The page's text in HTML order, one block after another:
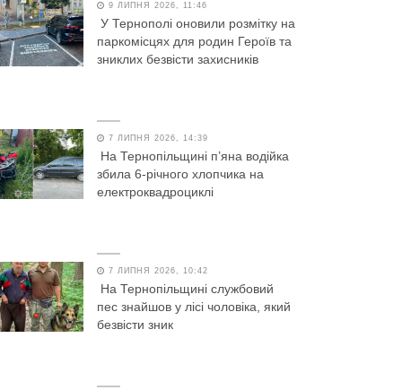
9 ЛИПНЯ 2026, 11:46
У Тернополі оновили розмітку на
паркомісцях для родин Героїв та
зниклих безвісти захисників
7 ЛИПНЯ 2026, 14:39
На Тернопільщині п’яна водійка
збила 6-річного хлопчика на
електроквадроциклі
7 ЛИПНЯ 2026, 10:42
На Тернопільщині службовий
пес знайшов у лісі чоловіка, який
безвісти зник